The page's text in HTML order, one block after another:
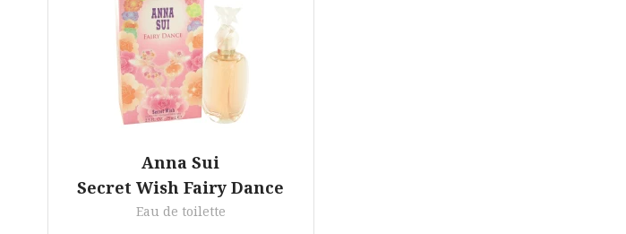
Anna Sui
Secret Wish Fairy Dance
Eau de toilette